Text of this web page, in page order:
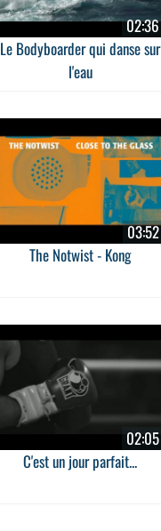
02:36
Le Bodyboarder qui danse sur
l'eau
03:52
The Notwist - Kong
02:05
C'est un jour parfait...